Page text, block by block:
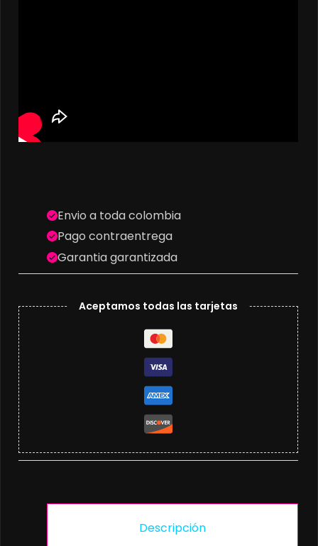
Envio a toda colombia
Pago contraentrega
Garantia garantizada
Aceptamos todas las tarjetas
Descripción